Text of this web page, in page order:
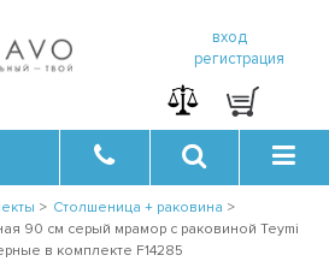
вход
регистрация
> Столшеница + раковина >
90 см серый мрамор с раковиной Teymi
в комплекте F14285